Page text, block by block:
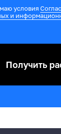
условия
и
Получить